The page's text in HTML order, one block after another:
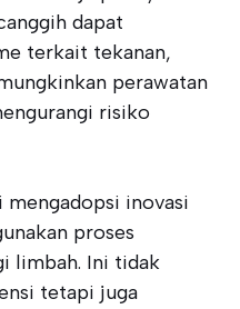
dapat
terkait tekanan,
perawatan
risiko
inovasi
proses
limbah. Ini tidak
tetapi juga